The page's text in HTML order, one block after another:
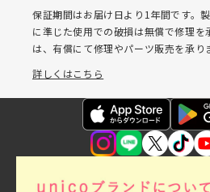
保証期間はお届け日より1年間です。
に準じた使用での破損は無償で修理を
は、有償にて修理やパーツ販売を承り
詳しくはこちら